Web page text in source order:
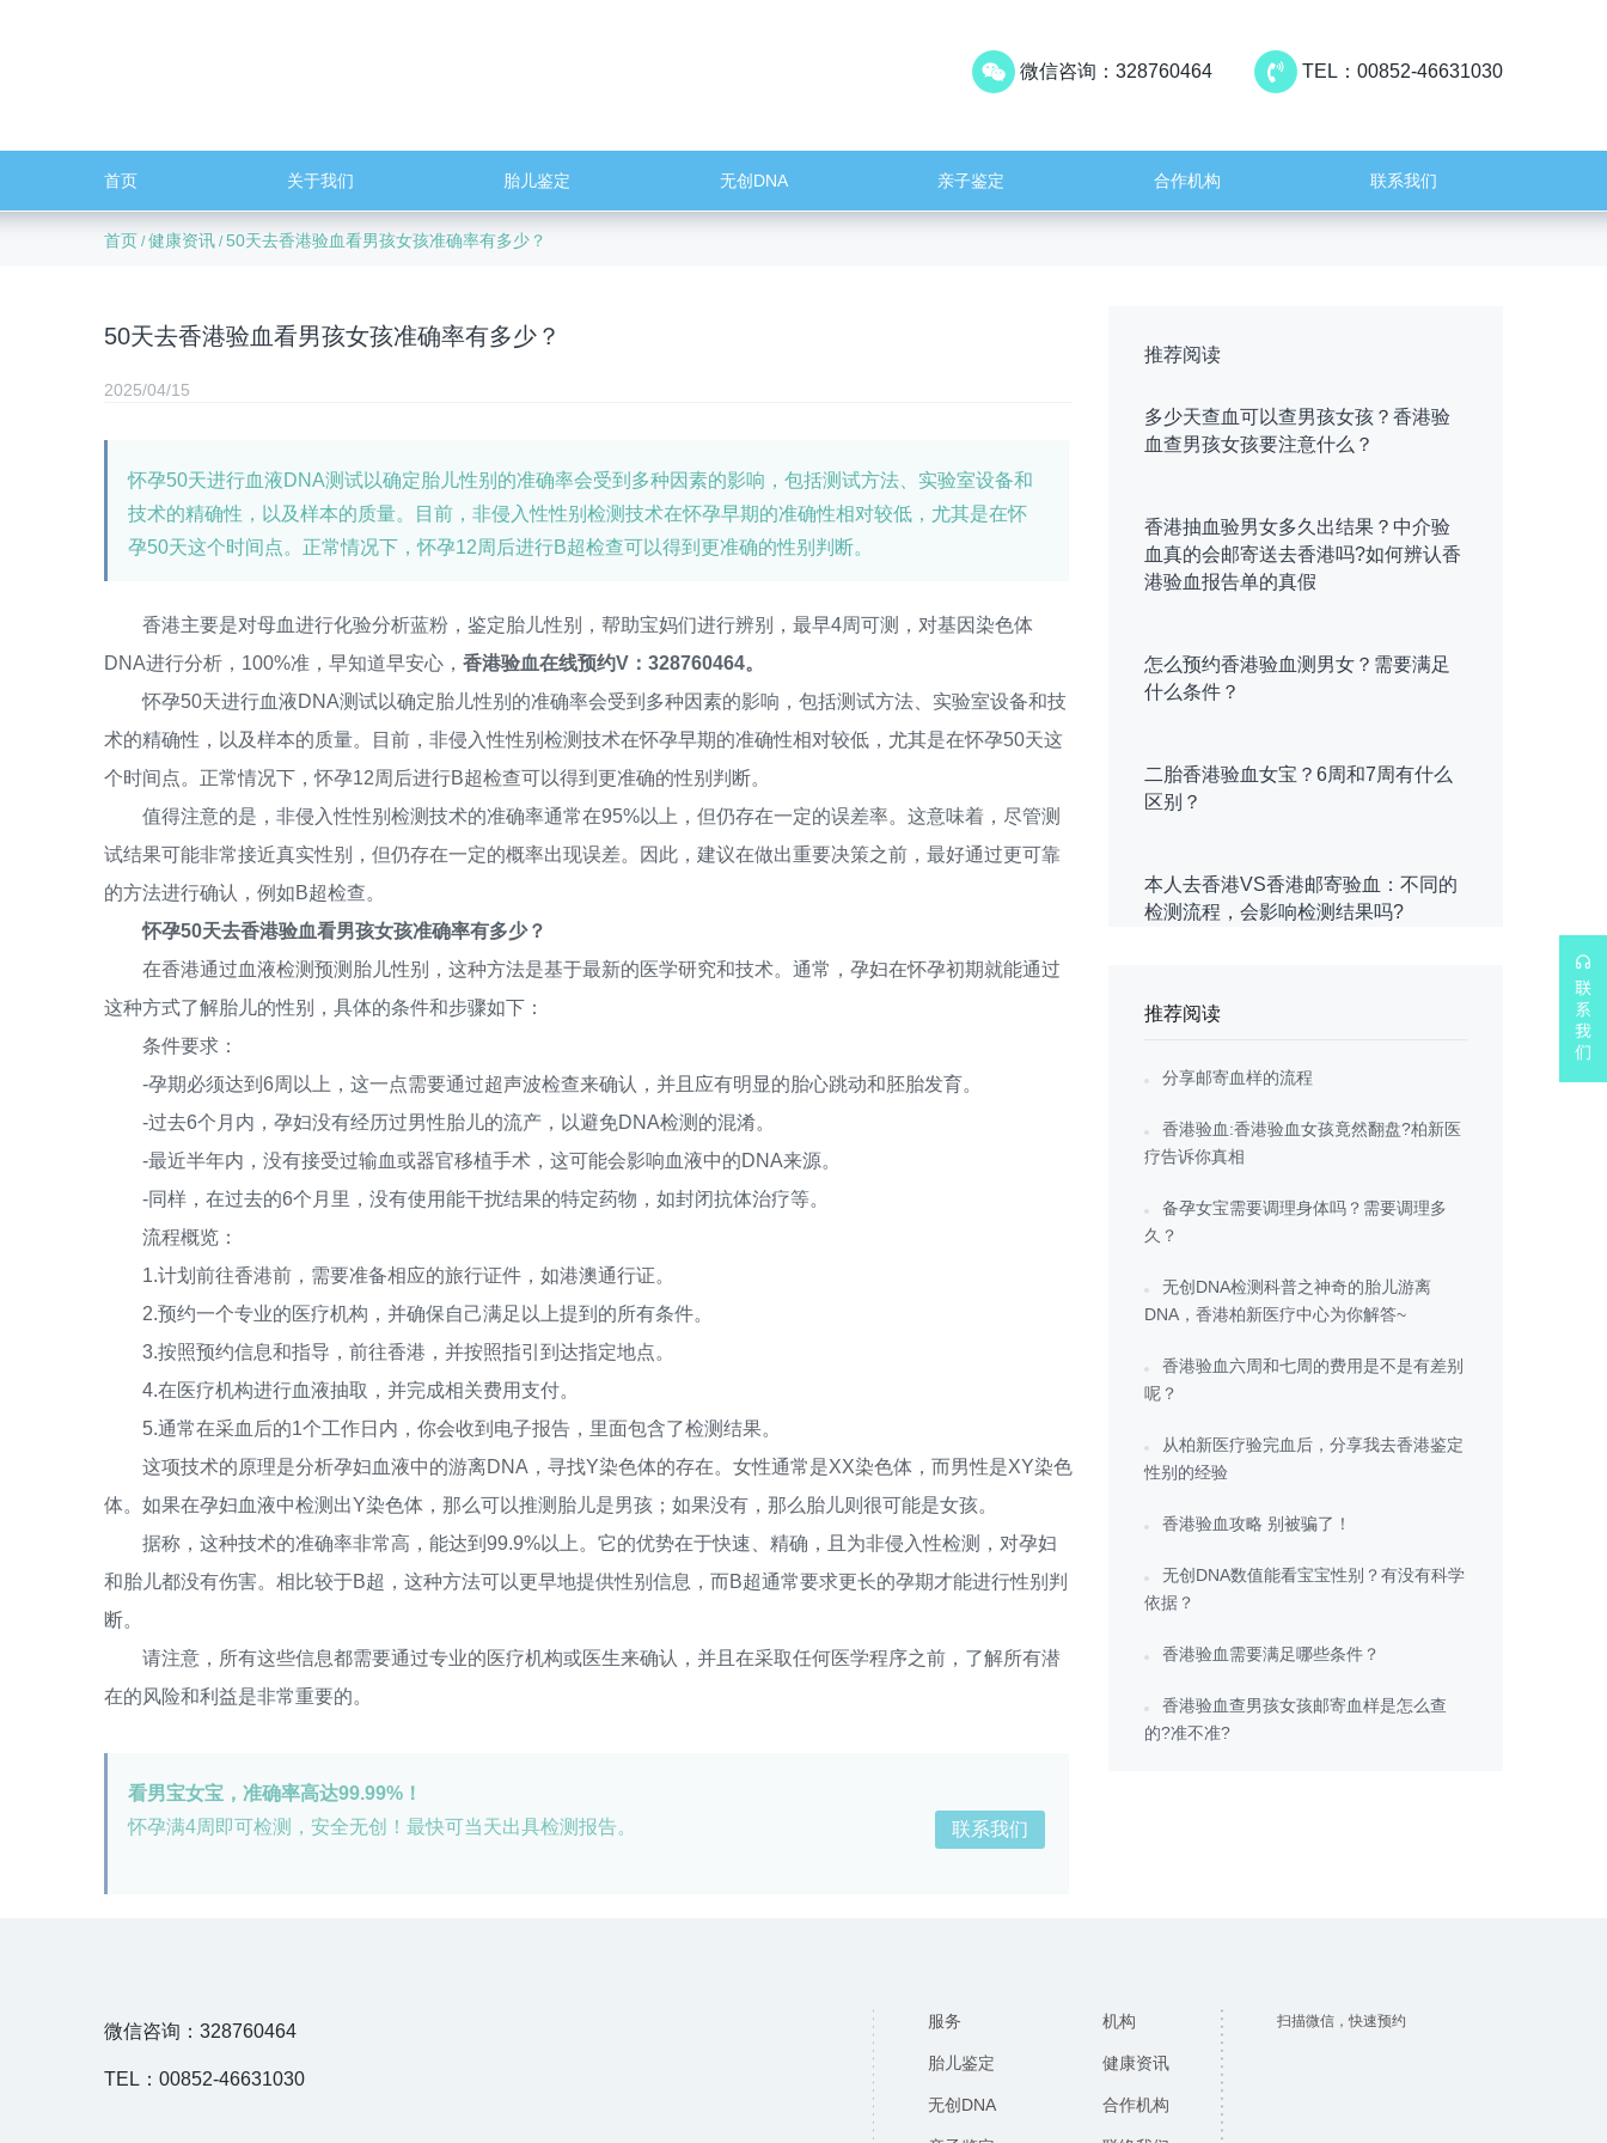
TEL：00852-46631030
微信咨询：328760464
首页 关于我们 胎儿鉴定 无创DNA 亲子鉴定 合作机构 联系我们
首页 /健康资讯 / 50天去香港验血看男孩女孩准确率有多少？
50天去香港验血看男孩女孩准确率有多少？
2025/04/15
怀孕50天进行血液DNA测试以确定胎儿性别的准确率会受到多种因素的影响，包括测试方法、实验室设备和
技术的精确性，以及样本的质量。目前，非侵入性性别检测技术在怀孕早期的准确性相对较低，尤其是在怀
孕50天这个时间点。正常情况下，怀孕12周后进行B超检查可以得到更准确的性别判断。
香港主要是对母血进行化验分析蓝粉，鉴定胎儿性别，帮助宝妈们进行辨别，最早4周可测，对基因染色体
DNA进行分析，100%准，早知道早安心， 香港验血在线预约V：328760464。
怀孕50天进行血液DNA测试以确定胎儿性别的准确率会受到多种因素的影响，包括测试方法、实验室设备和技
术的精确性，以及样本的质量。目前，非侵入性性别检测技术在怀孕早期的准确性相对较低，尤其是在怀孕50天这
个时间点。正常情况下，怀孕12周后进行B超检查可以得到更准确的性别判断。
值得注意的是，非侵入性性别检测技术的准确率通常在95%以上，但仍存在一定的误差率。这意味着，尽管测
试结果可能非常接近真实性别，但仍存在一定的概率出现误差。因此，建议在做出重要决策之前，最好通过更可靠
的方法进行确认，例如B超检查。
怀孕50天去香港验血看男孩女孩准确率有多少？
在香港通过血液检测预测胎儿性别，这种方法是基于最新的医学研究和技术。通常，孕妇在怀孕初期就能通过
这种方式了解胎儿的性别，具体的条件和步骤如下：
条件要求：
-孕期必须达到6周以上，这一点需要通过超声波检查来确认，并且应有明显的胎心跳动和胚胎发育。
-过去6个月内，孕妇没有经历过男性胎儿的流产，以避免DNA检测的混淆。
-最近半年内，没有接受过输血或器官移植手术，这可能会影响血液中的DNA来源。
-同样，在过去的6个月里，没有使用能干扰结果的特定药物，如封闭抗体治疗等。
流程概览：
1.计划前往香港前，需要准备相应的旅行证件，如港澳通行证。
2.预约一个专业的医疗机构，并确保自己满足以上提到的所有条件。
3.按照预约信息和指导，前往香港，并按照指引到达指定地点。
4.在医疗机构进行血液抽取，并完成相关费用支付。
5.通常在采血后的1个工作日内，你会收到电子报告，里面包含了检测结果。
这项技术的原理是分析孕妇血液中的游离DNA，寻找Y染色体的存在。女性通常是XX染色体，而男性是XY染色
体。如果在孕妇血液中检测出Y染色体，那么可以推测胎儿是男孩；如果没有，那么胎儿则很可能是女孩。
据称，这种技术的准确率非常高，能达到99.9%以上。它的优势在于快速、精确，且为非侵入性检测，对孕妇
和胎儿都没有伤害。相比较于B超，这种方法可以更早地提供性别信息，而B超通常要求更长的孕期才能进行性别判
断。
请注意，所有这些信息都需要通过专业的医疗机构或医生来确认，并且在采取任何医学程序之前，了解所有潜
在的风险和利益是非常重要的。
看男宝女宝，准确率高达99.99%！
怀孕满4周即可检测，安全无创！最快可当天出具检测报告。
联系我们
推荐阅读
多少天查血可以查男孩女孩？香港验
血查男孩女孩要注意什么？
香港抽血验男女多久出结果？中介验
血真的会邮寄送去香港吗?如何辨认香
港验血报告单的真假
怎么预约香港验血测男女？需要满足
什么条件？
二胎香港验血女宝？6周和7周有什么
区别？
本人去香港VS香港邮寄验血：不同的
检测流程，会影响检测结果吗?
推荐阅读
分享邮寄血样的流程
香港验血:香港验血女孩竟然翻盘?柏新医
疗告诉你真相
备孕女宝需要调理身体吗？需要调理多
久？
无创DNA检测科普之神奇的胎儿游离
DNA，香港柏新医疗中心为你解答~
香港验血六周和七周的费用是不是有差别
呢？
从柏新医疗验完血后，分享我去香港鉴定
性别的经验
香港验血攻略 别被骗了！
无创DNA数值能看宝宝性别？有没有科学
依据？
香港验血需要满足哪些条件？
香港验血查男孩女孩邮寄血样是怎么查
的?准不准?
微信咨询：328760464
TEL：00852-46631030
服务
胎儿鉴定
无创DNA
机构
健康资讯
合作机构
扫描微信，快速预约